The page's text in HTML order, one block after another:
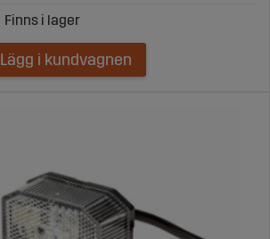
Lägg i kundvagnen